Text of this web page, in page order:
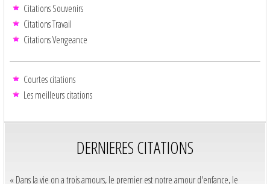
Citations Souvenirs
Citations Travail
Citations Vengeance
Courtes citations
Les meilleurs citations
DERNIERES CITATIONS
« Dans la vie on a trois amours, le premier est notre amour d'enfance, le